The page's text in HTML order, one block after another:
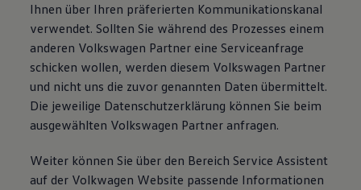
Ihnen über Ihren präferierten Kommunikationskanal
verwendet. Sollten Sie während des Prozesses einem
anderen Volkswagen Partner eine Serviceanfrage
schicken wollen, werden diesem Volkswagen Partner
und nicht uns die zuvor genannten Daten übermittelt.
Die jeweilige Datenschutzerklärung können Sie beim
ausgewählten Volkswagen Partner anfragen.
Weiter können Sie über den Bereich Service Assistent
auf der Volkwagen Website passende Informationen